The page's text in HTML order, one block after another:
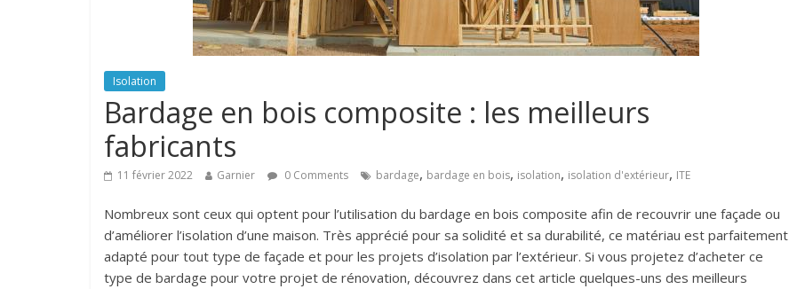
Isolation
Bardage en bois composite : les meilleurs
fabricants
11 février 2022 Garnier 0 Comments bardage, bardage en bois, isolation, isolation d'extérieur, ITE
Nombreux sont ceux qui optent pour l’utilisation du bardage en bois composite afin de recouvrir une façade ou
d’améliorer l’isolation d’une maison. Très apprécié pour sa solidité et sa durabilité, ce matériau est parfaitement
adapté pour tout type de façade et pour les projets d’isolation par l’extérieur. Si vous projetez d’acheter ce
type de bardage pour votre projet de rénovation, découvrez dans cet article quelques-uns des meilleurs